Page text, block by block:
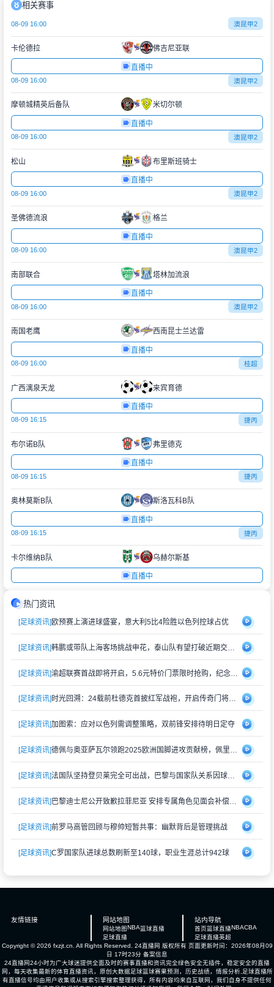
相关赛事
08-09 16:00 澳昆甲2
卡伦德拉 佛吉尼亚联
直播中
08-09 16:00 澳昆甲2
摩顿城精英后备队 米切尔顿
直播中
08-09 16:00 澳昆甲2
松山 布里斯班骑士
直播中
08-09 16:00 澳昆甲2
圣佛德流浪 格兰
直播中
08-09 16:00 澳昆甲2
南部联合 塔林加流浪
直播中
08-09 16:00 澳昆甲2
南国老鹰 西南昆士兰达雷
直播中
08-09 16:00 桂超
广西漓泉天龙 来宾育德
直播中
08-09 16:15 捷丙
布尔诺B队 弗里德克
直播中
08-09 16:15 捷丙
奥林莫斯B队 斯洛瓦科B队
直播中
08-09 16:15 捷丙
卡尔维纳B队 乌赫尔斯基
直播中
热门资讯
[足球资讯]欧预赛上演进球盛宴，意大利5比4险胜以色列控球占优
[足球资讯]
[足球资讯] 渝超联赛首战即将开启，5.6元特价门票限时抢购，纪念礼品同步赠送
[足球资讯] 时光回溯：24载前杜德克首披红军战袍，开启传奇门将生涯
[足球资讯]加图索：应对以色列需调整策略，双前锋安排待明日定夺
[足球资讯] 德佩与奥亚萨瓦尔领跑2025欧洲国脚进攻贡献榜，佩里西奇紧随其后
[足球资讯] 法国队坚持登贝莱完全可出战，巴黎与国家队关系因球员伤情再度紧张
[足球资讯] 巴黎迪士尼公开致歉拉菲尼亚 安排专属角色见面会补偿受冷落经历
[足球资讯]前罗马高管回顾与穆帅短暂共事：幽默背后是管理挑战
[足球资讯]C罗国家队进球总数刷新至140球，职业生涯总计942球
友情链接 网站地图
网站地图 NBA篮球直播
足球直播
站内导航
首页篮球直播NBACBA
足球直播英超
Copyright © 2026 fxzjt.cn. All Rights Reserved. 24直播网 版权所有 页面更新时间：2026年08月09
日 17时23分 备案信息
24直播网24小时为广大球迷提供全面及时的赛事直播和资讯完全绿色安全无插件，稳定安全的直播
网，每天收集最新的体育直播资讯，原创大数据足球篮球赛果预测，历史战绩，情报分析,足球直播所
有直播信号均由用户收集或从搜索引擎搜索整理获得，所有内容均来自互联网，我们自身不提供任何